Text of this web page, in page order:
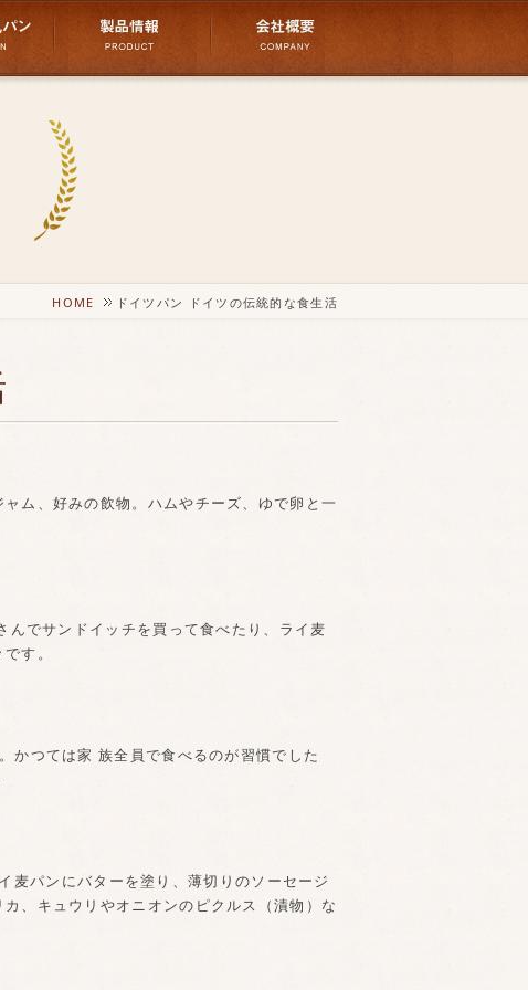
HOME ドイツパン ドイツの伝統的な食生活
ム、好みの飲物。ハムやチーズ、ゆで卵と一
でサンドイッチを買って食べたり、ライ麦
す。
かつては家 族全員で食べるのが習慣でした
パンにバターを塗り、薄切りのソーセージ
、キュウリやオニオンのピクルス（漬物）な